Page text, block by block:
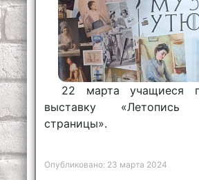
22 марта учащиеся
выставку «Летопись
страницы».
Опубликовано: 23 марта 2024